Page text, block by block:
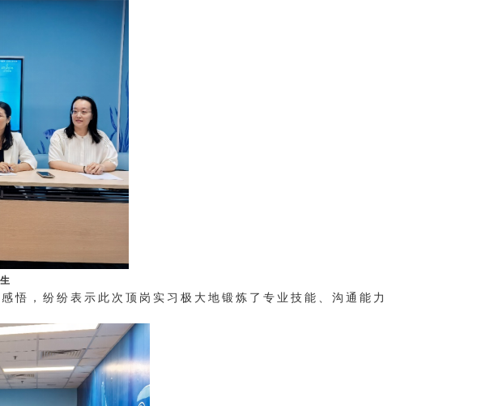
，纷纷表示此次顶岗实习极大地锻炼了专业技能、沟通能力